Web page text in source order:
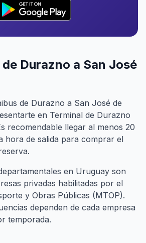
Durazno a San José
de Durazno a San José de
en Terminal de Durazno
recomendable llegar al menos 20
hora de salida para comprar el
en Uruguay son
privadas habilitadas por el
y Obras Públicas (MTOP).
dependen de cada empresa
temporada.